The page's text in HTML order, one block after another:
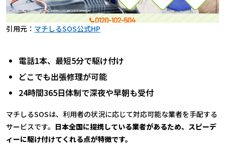
引用元： マチしるSOS公式HP
電話1本、最短5分で駆け付け
どこでも出張修理が可能
24時間365日体制で深夜や早朝も受付
マチしるSOSは、利用者の状況に応じて対応可能な業者を手配する
サービスです。 日本全国に提携している業者があるため、スピーデ
ィーに駆け付けてくれる点が特徴です。